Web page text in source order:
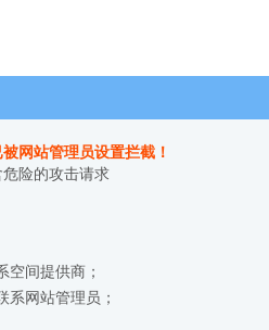
网站管理员设置拦截！
险的攻击请求
空间提供商；
系网站管理员；